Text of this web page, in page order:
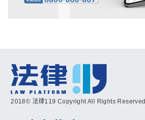
2018© 法律119 Copyright All Rights Reserved